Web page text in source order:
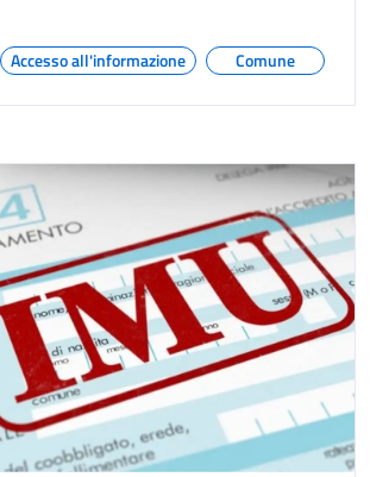
Accesso all'informazione Comune